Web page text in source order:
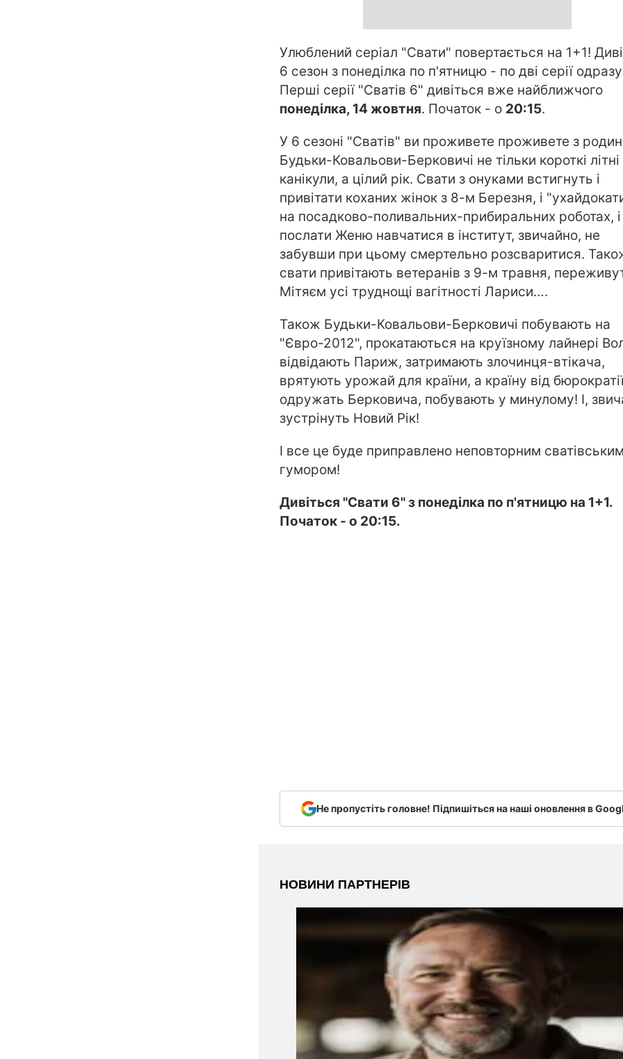
Улюблений серіал "Свати" повертається на 1+1!
6 сезон з понеділка по п'ятницю - по дві серії
Перші серії "Сватів 6" дивіться вже найближчого
понеділка, 14 жовтня. Початок - о 20:15.
У 6 сезоні "Сватів" ви проживете проживете з
Будьки-Ковальови-Берковичі не тільки короткі літні
канікули, а цілий рік. Свати з онуками встигнуть і
привітати коханих жінок з 8-м Березня, і
на посадково-поливальних-прибиральних роботах, і
послати Женю навчатися в інститут, звичайно, не
забувши при цьому смертельно розсваритися.
свати привітають ветеранів з 9-м травня,
Мітяєм усі труднощі вагітності Лариси….
Також Будьки-Ковальови-Берковичі побувають на
"Євро-2012", прокатаються на круїзному лайнері
відвідають Париж, затримають злочинця-втікача,
врятують урожай для країни, а країну від
одружать Берковича, побувають у минулому! І,
зустрінуть Новий Рік!
І все це буде приправлено неповторним
гумором!
Дивіться "Свати 6" з понеділка по п'ятницю на 1+1.
Початок - о 20:15.
Не пропустіть головне! Підпишіться на наші оновлення в